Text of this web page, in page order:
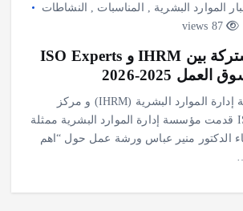
الموارد البشرية المناسبات
النشاطات
87 views
ورشة عمل مشتركة بين IHRM و ISO Experts
2025-2026
بالتعاون بين مؤسسة إدارة الموارد البشرية (IHRM) و مركز
التدريب ISO Experts قدمت مؤسسة إدارة الموارد البشرية ممثلة
الدكتور منير عباس ورشة عمل حول “اهم